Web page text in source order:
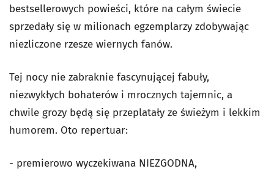
bestsellerowych powieści, które na całym świecie
sprzedały się w milionach egzemplarzy zdobywając
niezliczone rzesze wiernych fanów.
Tej nocy nie zabraknie fascynującej fabuły,
niezwykłych bohaterów i mrocznych tajemnic, a
chwile grozy będą się przeplatały ze świeżym i lekkim
humorem. Oto repertuar:
- premierowo wyczekiwana NIEZGODNA,